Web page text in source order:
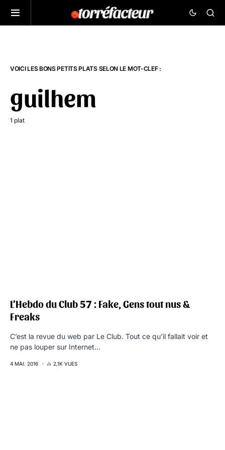
VOICI LES BONS PETITS PLATS SELON LE MOT-CLEF :
guilhem
1 plat
L’Hebdo du Club 57 : Fake, Gens tout nus &
Freaks
C’est la revue du web par Le Club. Tout ce qu’il fallait voir et
ne pas louper sur Internet…
4 MAI. 2016 2,1K VUES